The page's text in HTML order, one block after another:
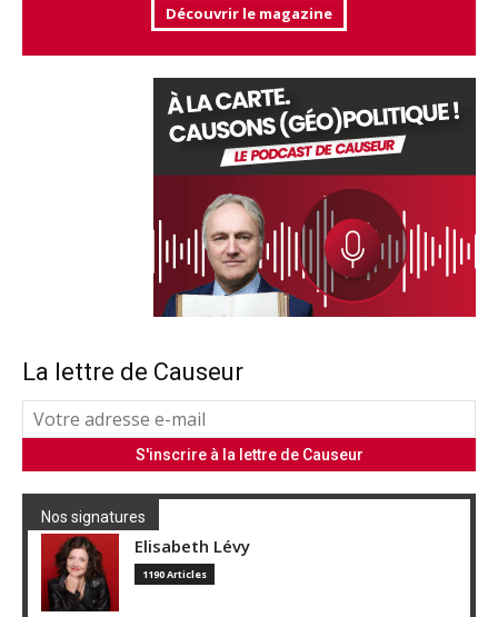
Découvrir le magazine
La lettre de Causeur
Nos signatures
Elisabeth Lévy
1190 Articles